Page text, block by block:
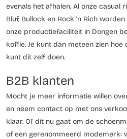
evenals het afhalen. Al onze casual
Bluf, Bullock en Rock ’n Rich
onze productiefaciliteit in Dongen
koffie. Je kunt dan meteen zien
kunt dit zelf doen.
B2B klanten
Mocht je meer informatie willen
en neem contact op met ons
klaar. Of dit nu gaat om de
of een gerenommeerd modemerk: